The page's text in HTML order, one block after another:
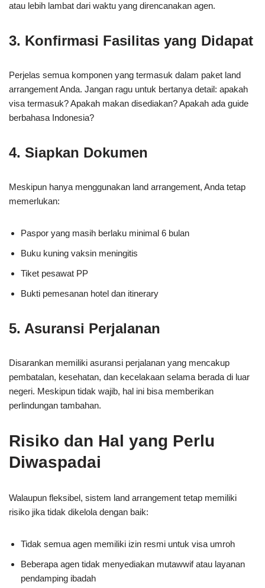
atau lebih lambat dari waktu yang direncanakan agen.
3. Konfirmasi Fasilitas yang Didapat
Perjelas semua komponen yang termasuk dalam paket land
arrangement Anda. Jangan ragu untuk bertanya detail: apakah
visa termasuk? Apakah makan disediakan? Apakah ada guide
berbahasa Indonesia?
4. Siapkan Dokumen
Meskipun hanya menggunakan land arrangement, Anda tetap
memerlukan:
Paspor yang masih berlaku minimal 6 bulan
Buku kuning vaksin meningitis
Tiket pesawat PP
Bukti pemesanan hotel dan itinerary
5. Asuransi Perjalanan
Disarankan memiliki asuransi perjalanan yang mencakup
pembatalan, kesehatan, dan kecelakaan selama berada di luar
negeri. Meskipun tidak wajib, hal ini bisa memberikan
perlindungan tambahan.
Risiko dan Hal yang Perlu
Diwaspadai
Walaupun fleksibel, sistem land arrangement tetap memiliki
risiko jika tidak dikelola dengan baik:
Tidak semua agen memiliki izin resmi untuk visa umroh
Beberapa agen tidak menyediakan mutawwif atau layanan
pendamping ibadah